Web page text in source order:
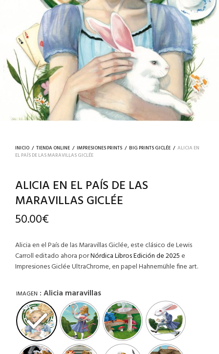
INICIO / TIENDA ONLINE / IMPRESIONES PRINTS / BIG PRINTS GICLÉE / ALICIA EN
EL PAÍS DE LAS MARAVILLAS GICLÉE
ALICIA EN EL PAÍS DE LAS
MARAVILLAS GICLÉE
50.00€
Alicia en el País de las Maravillas Giclée, este clásico de Lewis
Carroll editado ahora porNórdica Libros Edición de 2025 e
Impresiones Giclée UltraChrome, en papel Hahnemühle fine art.
IMAGEN : Alicia maravillas